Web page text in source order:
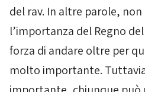
del rav. In altre parole, non
l’importanza del Regno
forza di andare oltre per
molto importante.